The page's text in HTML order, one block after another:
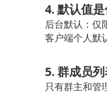
4. 默认值是
后台默认：仅
客户端个人默
5. 群成员
只有群主和管